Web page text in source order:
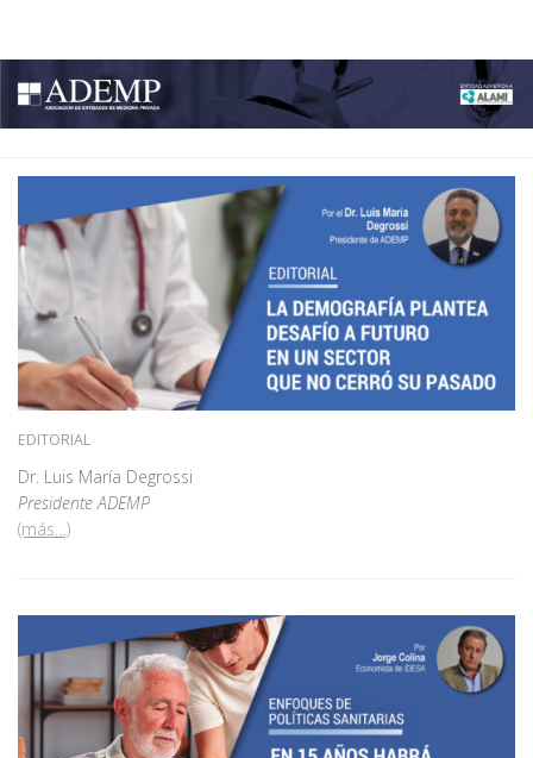
EDITORIAL
Dr. Luis María Degrossi
Presidente ADEMP
(más…)